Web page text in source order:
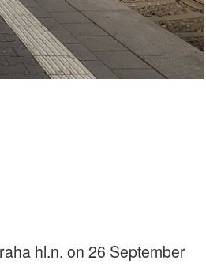
hl.n. on 26 September